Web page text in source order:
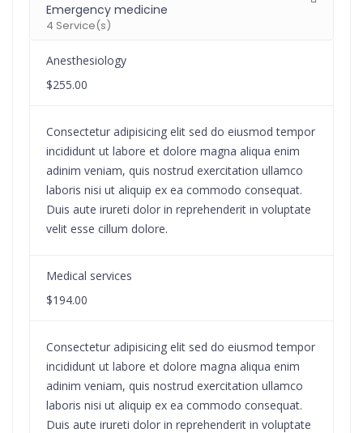
Emergency medicine
4 Service(s)
Anesthesiology
$255.00
Consectetur adipisicing elit sed do eiusmod tempor
incididunt ut labore et dolore magna aliqua enim
adinim veniam, quis nostrud exercitation ullamco
laboris nisi ut aliquip ex ea commodo consequat.
Duis aute irureti dolor in reprehenderit in voluptate
velit esse cillum dolore.
Medical services
$194.00
Consectetur adipisicing elit sed do eiusmod tempor
incididunt ut labore et dolore magna aliqua enim
adinim veniam, quis nostrud exercitation ullamco
laboris nisi ut aliquip ex ea commodo consequat.
Duis aute irureti dolor in reprehenderit in voluptate